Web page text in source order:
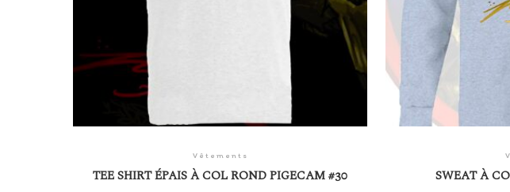
Vêtements
TEE SHIRT ÉPAIS À COL ROND PIGECAM #30 SWEAT À